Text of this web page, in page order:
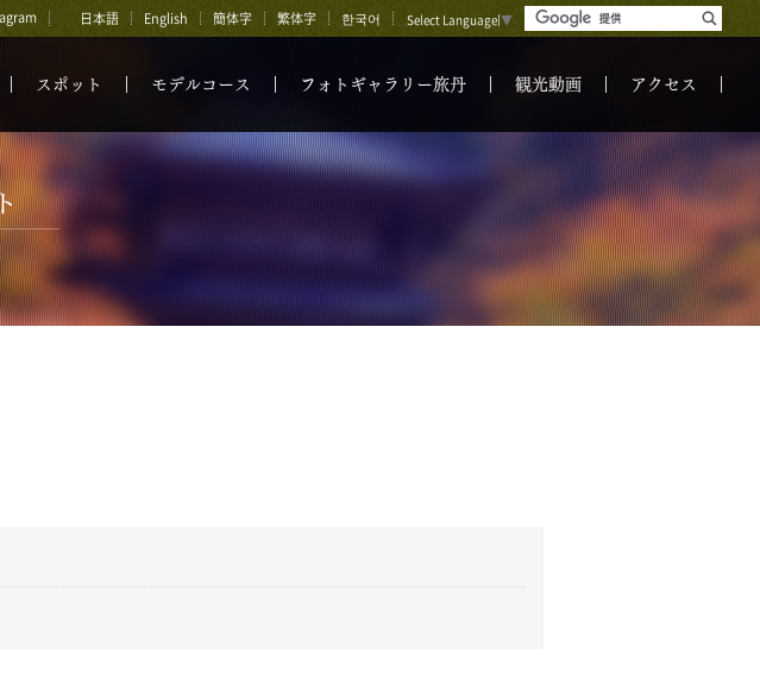
日本語 English 簡体字 繁体字 한국어 Select Language ▼
スポット モデルコース フォトギャラリー旅丹 観光動画 アクセス